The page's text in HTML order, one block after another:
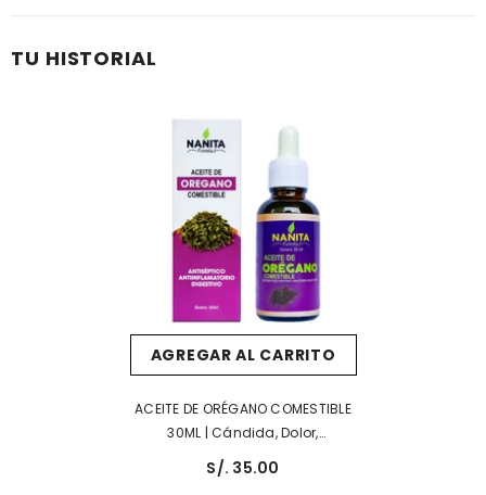
TU HISTORIAL
AGREGAR AL CARRITO
ACEITE DE ORÉGANO COMESTIBLE
30ML | Cándida, Dolor,
Antioxidante.
S/. 35.00